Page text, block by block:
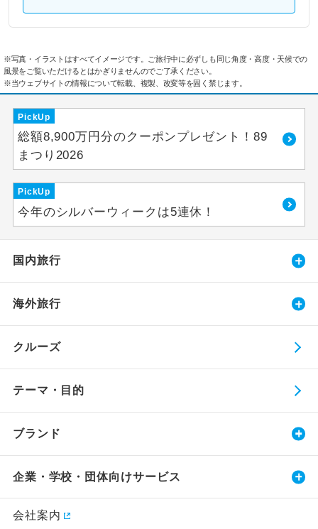
※写真・イラストはすべてイメージです。ご旅行中に必ずしも同じ角度・高度・天候での
風景をご覧いただけるとはかぎりませんのでご了承ください。
※当ウェブサイトの情報について転載、複製、改変等を固く禁じます。
PickUp
総額8,900万円分のクーポンプレゼント！89
まつり2026
PickUp
今年のシルバーウィークは5連休！
国内旅行
海外旅行
クルーズ
テーマ・目的
ブランド
企業・学校・団体向けサービス
会社案内